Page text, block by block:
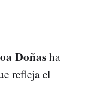
Doñas ha
refleja el